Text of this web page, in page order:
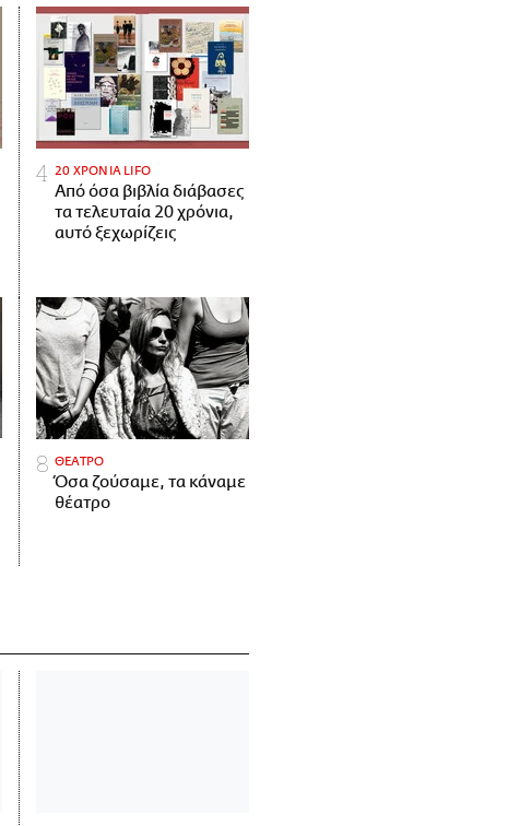
20 ΧΡΟΝΙΑ LIFO
Από όσα βιβλία διάβασες
τα τελευταία 20 χρόνια,
αυτό ξεχωρίζεις
ΘΕΑΤΡΟ
Όσα ζούσαμε, τα κάναμε
θέατρο